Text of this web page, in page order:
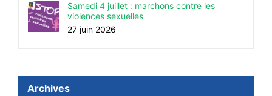
Samedi 4 juillet : marchons contre les
violences sexuelles
27 juin 2026
Archives